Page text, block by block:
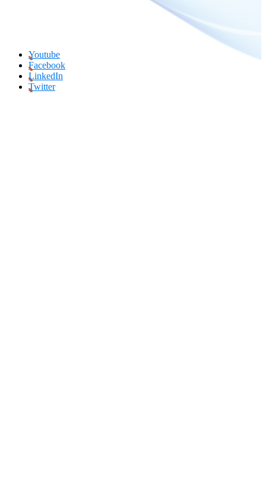
Youtube
Facebook
LinkedIn
Twitter